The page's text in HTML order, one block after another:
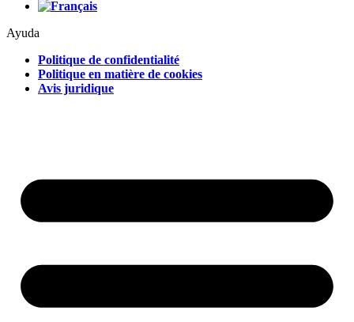
Ayuda
Politique de confidentialité
Politique en matière de cookies
Avis juridique